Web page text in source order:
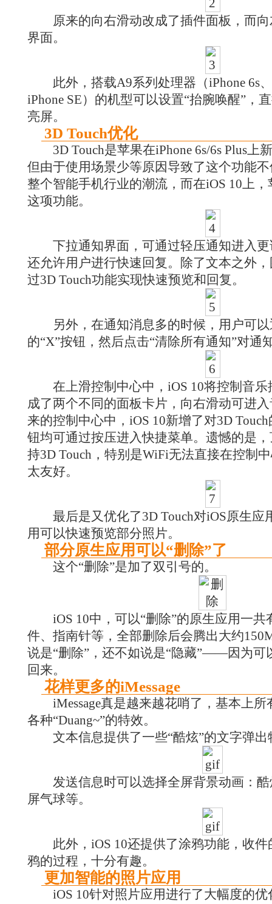
原来的向右滑动改成了插件面板，而向
界面。
此外，搭载A9系列处理器（iPhone 6s、
iPhone SE）的机型可以设置“抬腕唤醒”，
亮屏。
3D Touch优化
3D Touch是苹果在iPhone 6s/6s Plus上
但由于使用场景少等原因导致了这个功能
整个智能手机行业的潮流，而在iOS 10上
这项功能。
下拉通知界面，可通过轻压通知进入更
还允许用户进行快速回复。除了文本之外
过3D Touch功能实现快速预览和回复。
另外，在通知消息多的时候，用户可以
的“X”按钮，然后点击“清除所有通知”对通
在上滑控制中心中，iOS 10将控制音乐
成了两个不同的面板卡片，向右滑动可进
来的控制中心中，iOS 10新增了对3D
钮均可通过按压进入快捷菜单。遗憾的是
持3D Touch，特别是WiFi无法直接在控制
太友好。
最后是又优化了3D Touch对iOS原生应
用可以快速预览部分照片。
部分原生应用可以“删除”了
这个“删除”是加了双引号的。
iOS 10中，可以“删除”的原生应用一共
件、指南针等，全部删除后会腾出大约
说是“删除”，还不如说是“隐藏”——因为可
回来。
花样更多的iMessage
iMessage真是越来越花哨了，基本上所
各种“Duang~”的特效。
文本信息提供了一些“酷炫”的文字弹出
发送信息时可以选择全屏背景动画：酷
屏气球等。
此外，iOS 10还提供了涂鸦功能，收件
鸦的过程，十分有趣。
更加智能的照片应用
iOS 10针对照片应用进行了大幅度的优